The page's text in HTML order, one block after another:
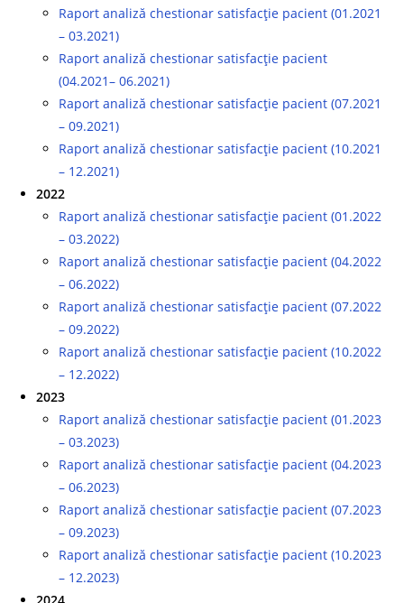
Raport analiză chestionar satisfacție pacient (01.2021
– 03.2021)
Raport analiză chestionar satisfacție pacient
(04.2021– 06.2021)
Raport analiză chestionar satisfacție pacient (07.2021
– 09.2021)
Raport analiză chestionar satisfacție pacient (10.2021
– 12.2021)
2022
Raport analiză chestionar satisfacție pacient (01.2022
– 03.2022)
Raport analiză chestionar satisfacție pacient (04.2022
– 06.2022)
Raport analiză chestionar satisfacție pacient (07.2022
– 09.2022)
Raport analiză chestionar satisfacție pacient (10.2022
– 12.2022)
2023
Raport analiză chestionar satisfacție pacient (01.2023
– 03.2023)
Raport analiză chestionar satisfacție pacient (04.2023
– 06.2023)
Raport analiză chestionar satisfacție pacient (07.2023
– 09.2023)
Raport analiză chestionar satisfacție pacient (10.2023
– 12.2023)